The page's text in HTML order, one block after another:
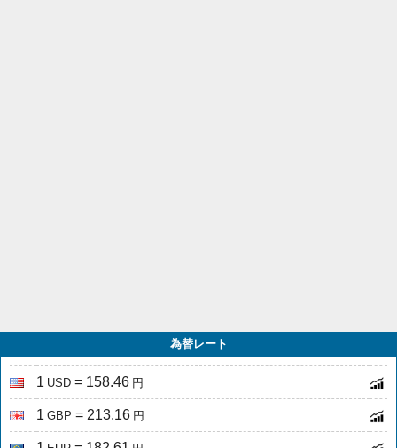
為替レート
1 USD = 158.46 円
1 GBP = 213.16 円